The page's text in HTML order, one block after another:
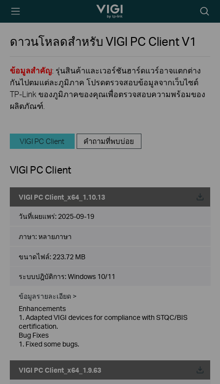
TP-Link, Reliably
icon
ดาวนโหลดสำหรับVIGI PC ClientV1
ข้อมูลสำคัญ: รุ่นสินค้าและเวอร์ชันฮาร์ดแวร์อาจแตกต่าง
กันไปตมแต่ละภูมิภาค โปรดตรวจสอบข้อมูลจากเว็บไซต์
TP-Link ของภูมิภาคของคุณเพื่อตรวจสอบความพร้อมของ
ผลิตภัณฑ์.
VIGI PC Client คำถามที่พบบ่อย
VIGI PC Client
VIGI PC Client_x64_1.10.13
วันที่เผยแพร่: 2025-09-19
ภาษา:หลายภาษา
ขนาดไฟล์: 223.72 MB
ระบบปฎิบัติการ: Windows 10/11
ข้อมูลรายละเอียด >
Enhancements
1. Adapted VIGI devices for compliance with STQC/BIS
certification.
Bug Fixes
1. Fixed some bugs.
VIGI PC Client_x64_1.9.63